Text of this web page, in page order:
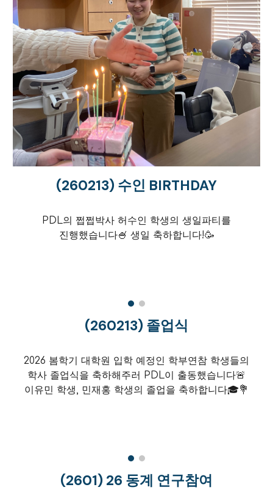
(260213) 수인 BIRTHDAY
PDL의 쩝쩝박사 허수인 학생의 생일파티를
진행했습니다🍧 생일 축하합니다!🥳
(260213) 졸업식
2026 봄학기 대학원 입학 예정인 학부연참 학생들의
학사 졸업식을 축하해주러 PDL이 출동했습니다🚨
이유민 학생, 민재홍 학생의 졸업을 축하합니다🎓💐
(2601) 26 동계 연구참여